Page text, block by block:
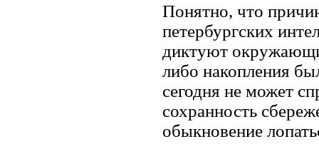
Понятно, что
петербургских
диктуют
либо накопления
сегодня не может
сохранность
обыкновение